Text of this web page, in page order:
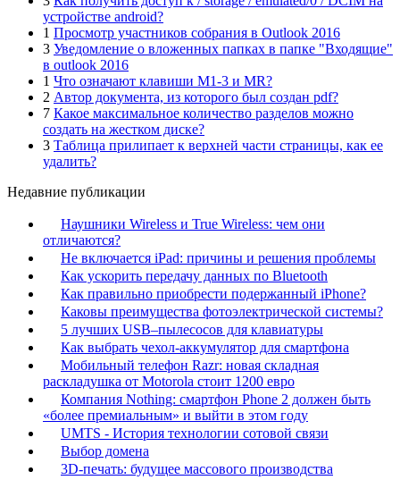
устройстве android?
1 Просмотр участников собрания в Outlook 2016
3 Уведомление о вложенных папках в папке "Входящие"
в outlook 2016
1 Что означают клавиши M1-3 и MR?
2 Автор документа, из которого был создан pdf?
7 Какое максимальное количество разделов можно
создать на жестком диске?
3 Таблица прилипает к верхней части страницы, как ее
удалить?
Недавние публикации
Наушники Wireless и True Wireless: чем они
отличаются?
Не включается iPad: причины и решения проблемы
Как ускорить передачу данных по Bluetooth
Как правильно приобрести подержанный iPhone?
Каковы преимущества фотоэлектрической системы?
5 лучших USB–пылесосов для клавиатуры
Как выбрать чехол-аккумулятор для смартфона
Мобильный телефон Razr: новая складная
раскладушка от Motorola стоит 1200 евро
Компания Nothing: смартфон Phone 2 должен быть
«более премиальным» и выйти в этом году
UMTS - История технологии сотовой связи
Выбор домена
3D-печать: будущее массового производства